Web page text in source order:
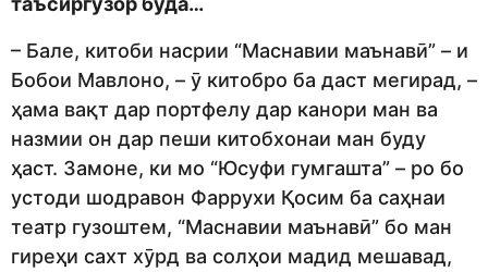
– Бале, китоби насрии “Маснавии маънавӣ” – и
Бобои Мавлоно, – ӯ китобро ба даст мегирад, –
ҳама вақт дар портфелу дар канори ман ва
назмии он дар пеши китобхонаи ман буду
ҳаст. Замоне, ки мо “Юсуфи гумгашта” – ро бо
устоди шодравон Фаррухи Қосим ба саҳнаи
театр гузоштем, “Маснавии маънавӣ” бо ман
гиреҳи сахт хӯрд ва солҳои мадид мешавад,